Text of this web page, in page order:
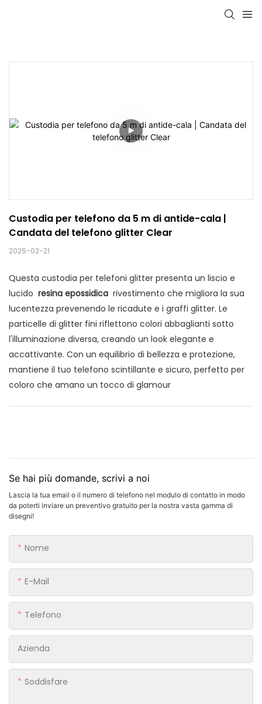
Custodia per telefono da 5 m di antide-cala |
Candata del telefono glitter Clear
2025-02-21
Questa custodia per telefoni glitter presenta un liscio e
lucido resina epossidica rivestimento che migliora la sua
lucentezza prevenendo le ricadute e i graffi glitter. Le
particelle di glitter fini riflettono colori abbaglianti sotto
l'illuminazione diversa, creando un look elegante e
accattivante. Con un equilibrio di bellezza e protezione,
mantiene il tuo telefono scintillante e sicuro, perfetto per
coloro che amano un tocco di glamour
Se hai più domande, scrivi a noi
Lascia la tua email o il numero di telefono nel modulo di contatto in modo
da poterti inviare un preventivo gratuito per la nostra vasta gamma di
disegni!
Nome
E-Mail
Telefono
Azienda
Soddisfare